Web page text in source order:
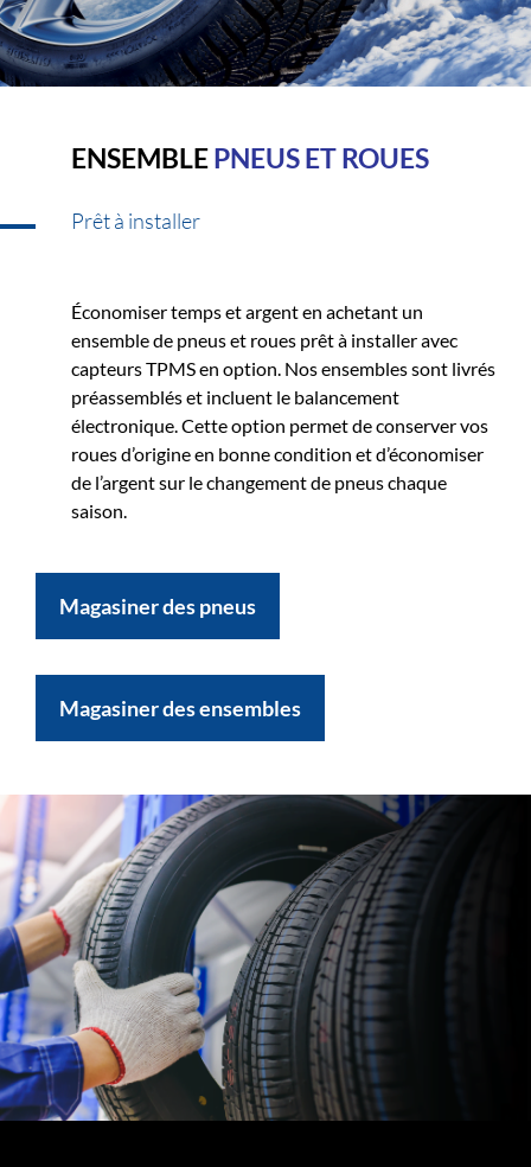
ENSEMBLEPNEUS ET ROUES
Prêt à installer
Économiser temps et argent en achetant un
ensemble de pneus et roues prêt à installer avec
capteurs TPMS en option. Nos ensembles sont livrés
préassemblés et incluent le balancement
électronique. Cette option permet de conserver vos
roues d’origine en bonne condition et d’économiser
de l’argent sur le changement de pneus chaque
saison.
Magasiner des pneus
Magasiner des ensembles